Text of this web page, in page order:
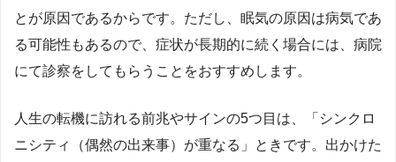
とが原因であるからです。ただし、眠気の原因は病気であ
る可能性もあるので、症状が長期的に続く場合には、病院
にて診察をしてもらうことをおすすめします。
人生の転機に訪れる前兆やサインの5つ目は、「シンクロ
ニシティ（偶然の出来事）が重なる」ときです。出かけた